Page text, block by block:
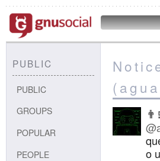
PUBLIC
PUBLIC
GROUPS
POPULAR
PEOPLE
o